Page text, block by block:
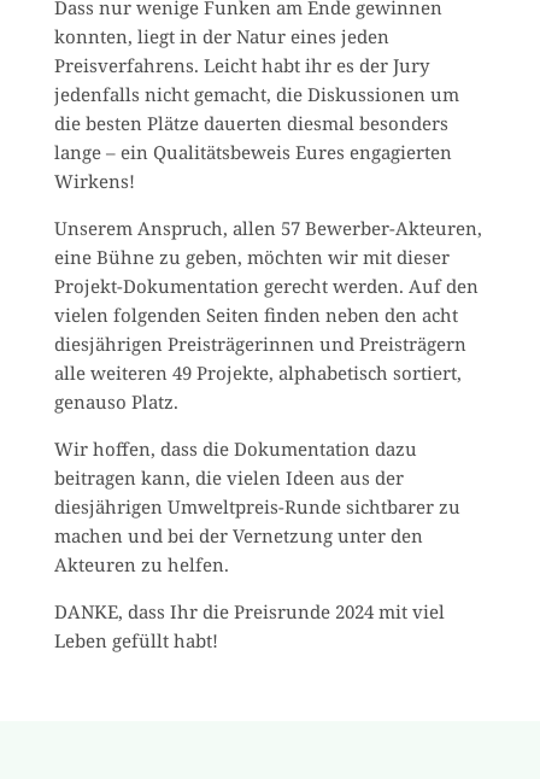
Dass nur wenige Funken am Ende gewinnen
konnten, liegt in der Natur eines jeden
Preisverfahrens. Leicht habt ihr es der Jury
jedenfalls nicht gemacht, die Diskussionen um
die besten Plätze dauerten diesmal besonders
lange – ein Qualitätsbeweis Eures engagierten
Wirkens!
Unserem Anspruch, allen 57 Bewerber-Akteuren,
eine Bühne zu geben, möchten wir mit dieser
Projekt-Dokumentation gerecht werden. Auf den
vielen folgenden Seiten finden neben den acht
diesjährigen Preisträgerinnen und Preisträgern
alle weiteren 49 Projekte, alphabetisch sortiert,
genauso Platz.
Wir hoffen, dass die Dokumentation dazu
beitragen kann, die vielen Ideen aus der
diesjährigen Umweltpreis-Runde sichtbarer zu
machen und bei der Vernetzung unter den
Akteuren zu helfen.
DANKE, dass Ihr die Preisrunde 2024 mit viel
Leben gefüllt habt!